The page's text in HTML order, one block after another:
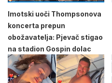
Imotski uoči Thompsonova
koncerta prepun
obožavatelja: Pjevač stigao
na stadion Gospin dolac